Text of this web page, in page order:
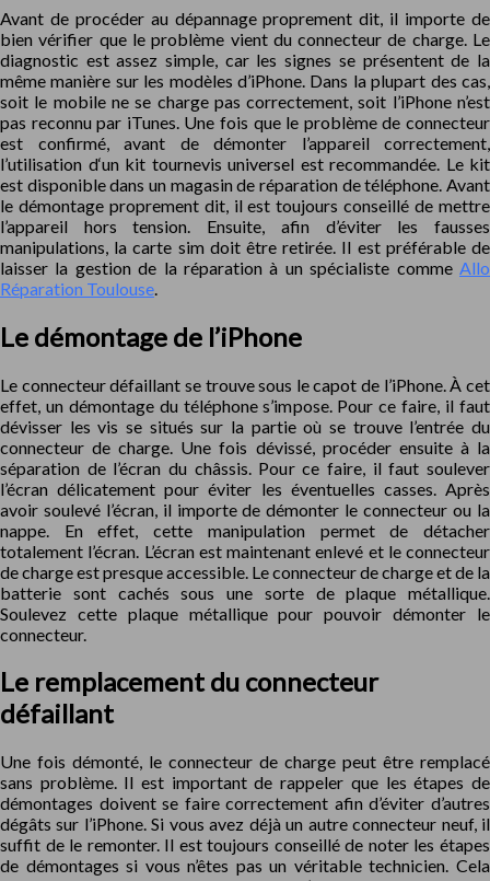
Avant de procéder au dépannage proprement dit, il importe de
bien vérifier que le problème vient du connecteur de charge. Le
diagnostic est assez simple, car les signes se présentent de la
même manière sur les modèles d’iPhone. Dans la plupart des cas,
soit le mobile ne se charge pas correctement, soit l’iPhone n’est
pas reconnu par iTunes. Une fois que le problème de connecteur
est confirmé, avant de démonter l’appareil correctement,
l’utilisation d‘un kit tournevis universel est recommandée. Le kit
est disponible dans un magasin de réparation de téléphone. Avant
le démontage proprement dit, il est toujours conseillé de mettre
l’appareil hors tension. Ensuite, afin d’éviter les fausses
manipulations, la carte sim doit être retirée. Il est préférable de
laisser la gestion de la réparation à un spécialiste comme Allo
Réparation Toulouse
Le démontage de l’iPhone
Le connecteur défaillant se trouve sous le capot de l’iPhone. À cet
effet, un démontage du téléphone s’impose. Pour ce faire, il faut
dévisser les vis se situés sur la partie où se trouve l’entrée du
connecteur de charge. Une fois dévissé, procéder ensuite à la
séparation de l’écran du châssis. Pour ce faire, il faut soulever
l’écran délicatement pour éviter les éventuelles casses. Après
avoir soulevé l’écran, il importe de démonter le connecteur ou la
nappe. En effet, cette manipulation permet de détacher
totalement l’écran. L’écran est maintenant enlevé et le connecteur
de charge est presque accessible. Le connecteur de charge et de la
batterie sont cachés sous une sorte de plaque métallique.
Soulevez cette plaque métallique pour pouvoir démonter le
connecteur.
Le remplacement du connecteur
défaillant
Une fois démonté, le connecteur de charge peut être remplacé
sans problème. Il est important de rappeler que les étapes de
démontages doivent se faire correctement afin d’éviter d’autres
dégâts sur l’iPhone. Si vous avez déjà un autre connecteur neuf, il
suffit de le remonter. Il est toujours conseillé de noter les étapes
de démontages si vous n’êtes pas un véritable technicien. Cela